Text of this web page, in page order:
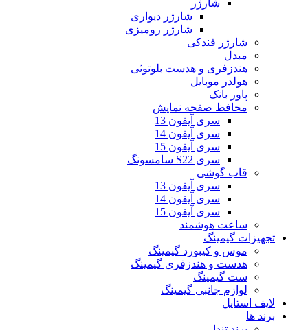
شارژر
شارژر دیواری
شارژر رومیزی
شارژر فندکی
مبدل
هندزفری و هدست بلوتوثی
هولدر موبایل
پاور بانک
محافظ صفحه نمایش
سری آیفون 13
سری آیفون 14
سری آیفون 15
سری S22 سامسونگ
قاب گوشی
سری آیفون 13
سری آیفون 14
سری آیفون 15
ساعت هوشمند
تجهیزات گیمینگ
موس و کیبورد گیمینگ
هدست و هندزفری گیمینگ
ست گیمینگ
لوازم جانبی گیمینگ
لایف استایل
برند ها